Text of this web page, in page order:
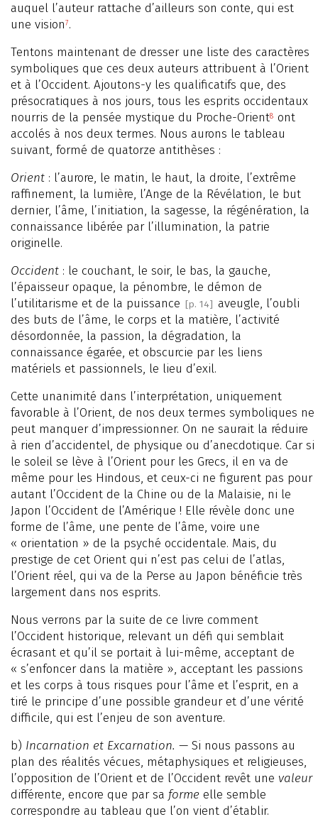
auquel l’auteur rattache d’ailleurs son conte, qui est
une vision7.
Tentons maintenant de dresser une liste des caractères
symboliques que ces deux auteurs attribuent à l’Orient
et à l’Occident. Ajoutons-y les qualificatifs que, des
présocratiques à nos jours, tous les esprits occidentaux
nourris de la pensée mystique du Proche-Orient8 ont
accolés à nos deux termes. Nous aurons le tableau
suivant, formé de quatorze antithèses :
Orient : l’aurore, le matin, le haut, la droite, l’extrême
raffinement, la lumière, l’Ange de la Révélation, le but
dernier, l’âme, l’initiation, la sagesse, la régénération, la
connaissance libérée par l’illumination, la patrie
originelle.
Occident : le couchant, le soir, le bas, la gauche,
l’épaisseur opaque, la pénombre, le démon de
l’utilitarisme et de la puissance [p. 14] aveugle, l’oubli
des buts de l’âme, le corps et la matière, l’activité
désordonnée, la passion, la dégradation, la
connaissance égarée, et obscurcie par les liens
matériels et passionnels, le lieu d’exil.
Cette unanimité dans l’interprétation, uniquement
favorable à l’Orient, de nos deux termes symboliques ne
peut manquer d’impressionner. On ne saurait la réduire
à rien d’accidentel, de physique ou d’anecdotique. Car si
le soleil se lève à l’Orient pour les Grecs, il en va de
même pour les Hindous, et ceux-ci ne figurent pas pour
autant l’Occident de la Chine ou de la Malaisie, ni le
Japon l’Occident de l’Amérique ! Elle révèle donc une
forme de l’âme, une pente de l’âme, voire une
« orientation » de la psyché occidentale. Mais, du
prestige de cet Orient qui n’est pas celui de l’atlas,
l’Orient réel, qui va de la Perse au Japon bénéficie très
largement dans nos esprits.
Nous verrons par la suite de ce livre comment
l’Occident historique, relevant un défi qui semblait
écrasant et qu’il se portait à lui-même, acceptant de
« s’enfoncer dans la matière », acceptant les passions
et les corps à tous risques pour l’âme et l’esprit, en a
tiré le principe d’une possible grandeur et d’une vérité
difficile, qui est l’enjeu de son aventure.
b) Incarnation et Excarnation. — Si nous passons au
plan des réalités vécues, métaphysiques et religieuses,
l’opposition de l’Orient et de l’Occident revêt une valeur
différente, encore que par sa forme elle semble
correspondre au tableau que l’on vient d’établir.